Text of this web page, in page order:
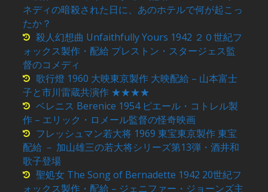
ネディの暗殺された日に、あのホテルで何が起こっ
たか？
殺人幻想曲 Unfaithfully Yours 1942 ２０世紀フ
ォックス製作・配給 プレストン・スタージェス監
督のコメディ
歌行燈 1960 大映東京製作 大映配給 – 山本富士
子と市川雷蔵共演作 ★★★★
ベレニス Berenice 1954 ピエール・コトレル製
作 – エリック・ロメール監督の怪奇映画
フレッシュマン若大将 1969 東宝東京製作 東宝
配給 － 加山雄三の若大将シリーズ第13弾・酒井和
歌子登場
聖処女 The Song of Bernadette 1942 20世紀フ
ォックス製作・配給 – ジェニファー・ジョーンズ主